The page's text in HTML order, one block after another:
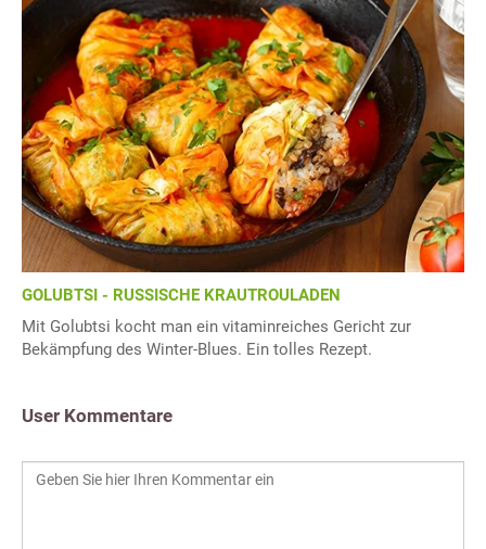
GOLUBTSI - RUSSISCHE KRAUTROULADEN
Mit Golubtsi kocht man ein vitaminreiches Gericht zur
Bekämpfung des Winter-Blues. Ein tolles Rezept.
User Kommentare